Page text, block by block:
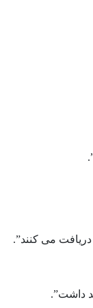
می کنند”.
داشت”.